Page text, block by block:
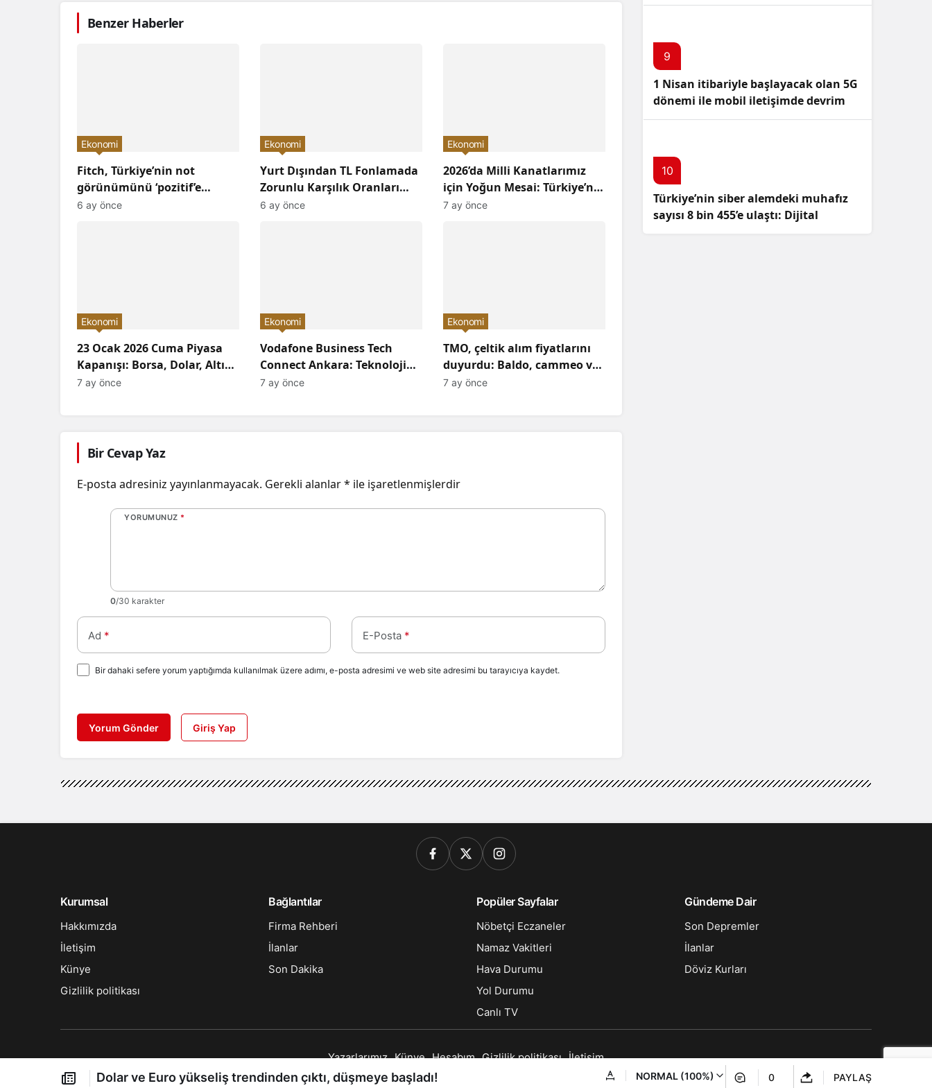
Dolar ve Euro yükseliş trendinden çıktı, düşmeye başladı! NORMAL (100%) 0 PAYLAŞ
Benzer Haberler
Fitch, Türkiye’nin not
görünümünü ‘pozitif’e
çevirdi ve yatırımcıların
Ekonomi
6 ay önce
Yurt Dışından TL Fonlamada
Zorunlu Karşılık Oranları
Arttırıldı: Ekonomiye Etkileri
Ekonomi
6 ay önce
2026’da Milli Kanatlarımız
için Yoğun Mesai: Türkiye’nin
Havacılık Sektöründe
Ekonomi
7 ay önce
23 Ocak 2026 Cuma Piyasa
Kapanışı: Borsa, Dolar, Altın
ve Kripto Paralarda Bugün
Ekonomi
7 ay önce
Vodafone Business Tech
Connect Ankara: Teknoloji
Devrimi Konuşuldu,
Ekonomi
7 ay önce
TMO, çeltik alım fiyatlarını
duyurdu: Baldo, cammeo ve
Osmancık çeltik grupları için
Ekonomi
7 ay önce
Bir Cevap Yaz
E-posta adresiniz yayınlanmayacak. Gerekli alanlar* ile işaretlenmişlerdir
YORUMUNUZ *
0/30 karakter
Ad * E-Posta *
Bir dahaki sefere yorum yaptığımda kullanılmak üzere adımı, e-posta adresimi ve web site adresimi bu tarayıcıya kaydet.
Yorum Gönder Giriş Yap
9
1 Nisan itibariyle başlayacak olan 5G
dönemi ile mobil iletişimde devrim
başlıyor!
10
Türkiye’nin siber alemdeki muhafız
sayısı 8 bin 455’e ulaştı: Dijital
Kurumsal
Hakkımızda
İletişim
Künye
Gizlilik politikası
Bağlantılar
Firma Rehberi
İlanlar
Son Dakika
Popüler Sayfalar
Nöbetçi Eczaneler
Namaz Vakitleri
Hava Durumu
Yol Durumu
Canlı TV
Gündeme Dair
Son Depremler
İlanlar
Döviz Kurları
Yazarlarımız Künye Hesabım Gizlilik politikası İletişim
© Telif Hakkı 2026, Tüm Hakları Saklıdır